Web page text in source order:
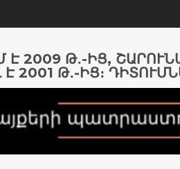
2009 Թ․-ԻՑ,
2001 Թ․-ԻՑ։